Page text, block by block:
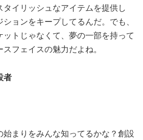
イリッシュなアイテムを提供し
ョンをキープしてるんだ。でも、
トじゃなくて、夢の一部を持って
フェイスの魅力だよね。
者
始まりをみんな知ってるかな？創設